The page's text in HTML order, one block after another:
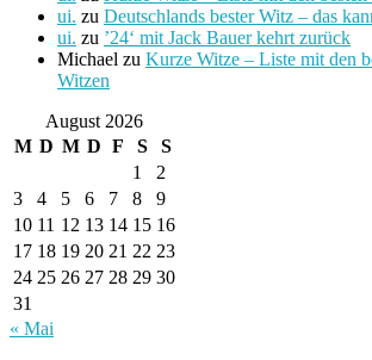
ui. zu Deutschlands bester Witz – das
ui. zu ’24‘ mit Jack Bauer kehrt zurück
Michael zu Kurze Witze – Liste mit den
Witzen
August 2026
M D M D F S
S
1
2
3
4 5 6 7 8
9
10 11 12 13 14 15 16
17 18 19 20 21 22 23
24 25 26 27 28 29 30
31
« Mai